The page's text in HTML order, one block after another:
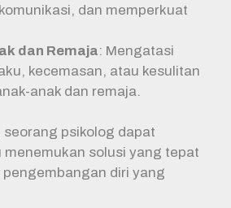
dan memperkuat
dan Remaja: Mengatasi
kecemasan, atau kesulitan
anak dan remaja.
seorang psikolog dapat
menemukan solusi yang tepat
diri yang